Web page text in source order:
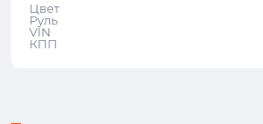
Цвет
Руль
VIN
КПП